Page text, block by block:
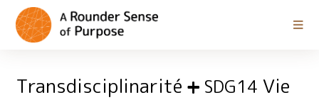
Transdisciplinarité SDG14 Vie